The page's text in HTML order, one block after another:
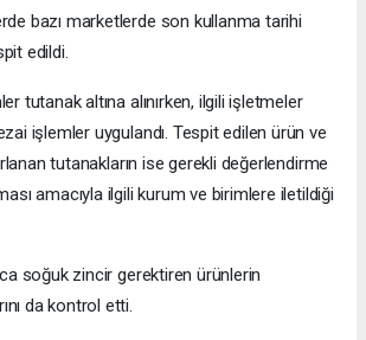
bazı marketlerde son kullanma tarihi
edildi.
tutanak altına alınırken, ilgili işletmeler
işlemler uygulandı. Tespit edilen ürün ve
tutanakların ise gerekli değerlendirme
amacıyla ilgili kurum ve birimlere iletildiği
soğuk zincir gerektiren ürünlerin
da kontrol etti.